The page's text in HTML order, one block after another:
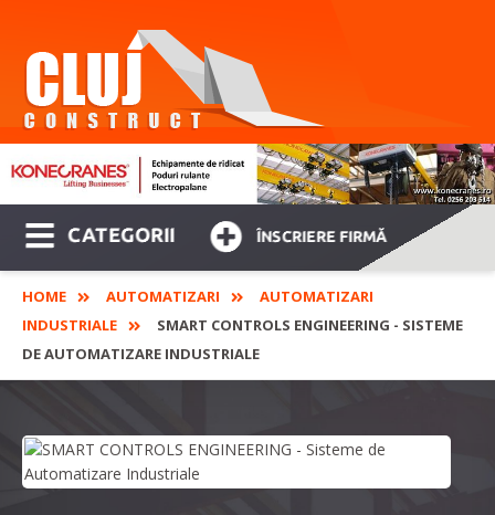
CATEGORII ÎNSCRIERE FIRMĂ
HOME AUTOMATIZARI
AUTOMATIZARI
INDUSTRIALE
SMART CONTROLS ENGINEERING - SISTEME
DE AUTOMATIZARE INDUSTRIALE